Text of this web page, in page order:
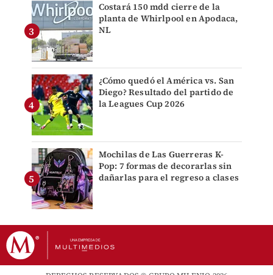
Costará 150 mdd cierre de la
planta de Whirlpool en Apodaca,
NL
¿Cómo quedó el América vs. San
Diego? Resultado del partido de
la Leagues Cup 2026
Mochilas de Las Guerreras K-
Pop: 7 formas de decorarlas sin
dañarlas para el regreso a clases